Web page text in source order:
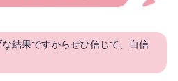
結果ですからぜひ信じて、自信